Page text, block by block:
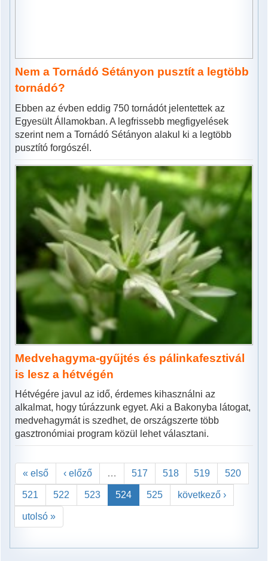
Nem a Tornádó Sétányon pusztít a legtöbb
tornádó?
Ebben az évben eddig 750 tornádót jelentettek az
Egyesült Államokban. A legfrissebb megfigyelések
szerint nem a Tornádó Sétányon alakul ki a legtöbb
pusztító forgószél.
Medvehagyma-gyűjtés és pálinkafesztivál
is lesz a hétvégén
Hétvégére javul az idő, érdemes kihasználni az
alkalmat, hogy túrázzunk egyet. Aki a Bakonyba látogat,
medvehagymát is szedhet, de országszerte több
gasztronómiai program közül lehet választani.
« első ‹ előző … 517 518 519 520
521 522 523 524 525 következő ›
utolsó »